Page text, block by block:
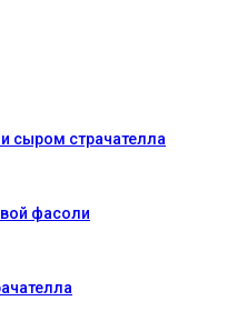
сыром страчателла
фасоли